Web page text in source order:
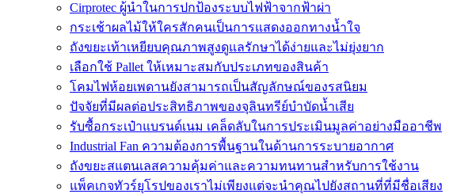
Cirprotec ผู้นำในการปกป้องระบบไฟฟ้าจากฟ้าผ่า
กระเช้าผลไม้ให้ใครสักคนเป็นการแสดงออกทางน้ำใจ
ถังขยะเท้าเหยียบคุณภาพสูงดูแลรักษาได้ง่ายและไม่ยุ่งยาก
เลือกใช้ Pallet ให้เหมาะสมกับประเภทของสินค้า
โคมไฟห้อยเพดานยังสามารถเป็นสัญลักษณ์ของรสนิยม
ปัจจัยที่มีผลต่อประสิทธิภาพของจุลินทรีย์บำบัดน้ำเสีย
รับซื้อกระเป๋าแบรนด์เนม เคล็ดลับในการประเมินมูลค่าอย่างมืออาชีพ
Industrial Fan ความต้องการพื้นฐานในด้านการระบายอากาศ
ถังขยะสแตนเลสความคุ้มค่าและความทนทานสำหรับการใช้งาน
แพ็คเกจทัวร์ยุโรปของเราไม่เพียงแต่จะนำคุณไปยังสถานที่ที่มีชื่อเสียง